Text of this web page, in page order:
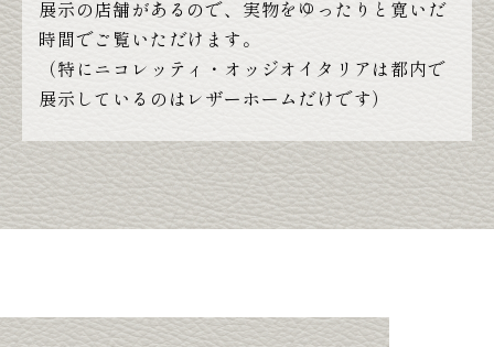
展示の店舗があるので、実物をゆったりと寛いだ
時間でご覧いただけます。
（特にニコレッティ・オッジオイタリアは都内で
展示しているのはレザーホームだけです）